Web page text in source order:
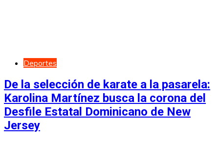
Deportes
De la selección de karate a la pasarela:
Karolina Martínez busca la corona del
Desfile Estatal Dominicano de New
Jersey